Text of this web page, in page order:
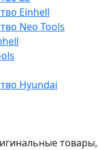
Einhell
Neo Tools
Hyundai
товары,